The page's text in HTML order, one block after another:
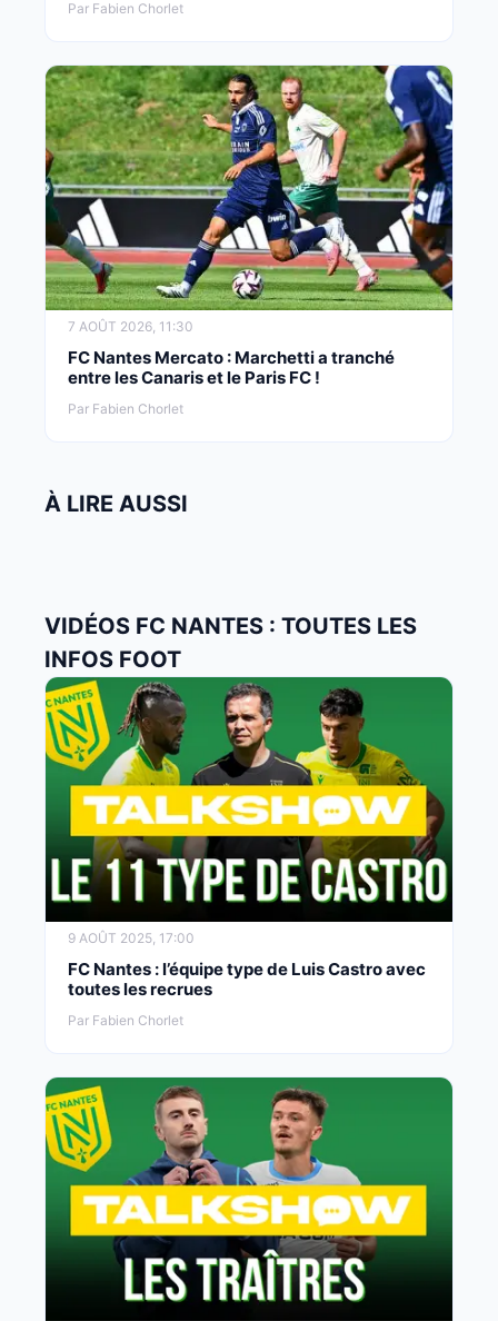
Par Fabien Chorlet
7 AOÛT 2026, 11:30
FC Nantes Mercato : Marchetti a tranché
entre les Canaris et le Paris FC !
Par Fabien Chorlet
À LIRE AUSSI
VIDÉOS FC NANTES : TOUTES LES
INFOS FOOT
9 AOÛT 2025, 17:00
FC Nantes : l’équipe type de Luis Castro avec
toutes les recrues
Par Fabien Chorlet